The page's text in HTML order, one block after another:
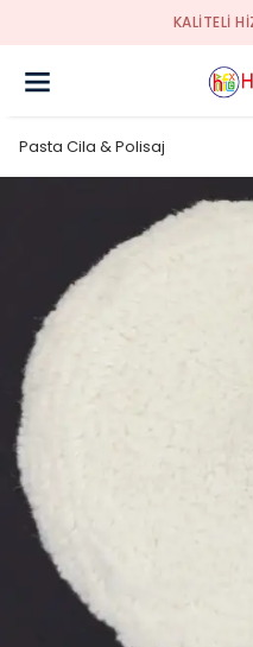
KALİTELİ
Pasta Cila & Polisaj